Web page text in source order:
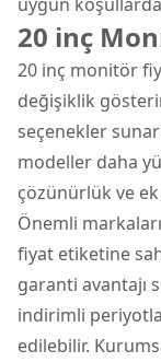
20 inç
20 inç monitör
değişiklik
seçenekler
modeller daha
çözünürlük ve
Önemli
fiyat etiketine
garanti avantajı
indirimli
edilebilir.